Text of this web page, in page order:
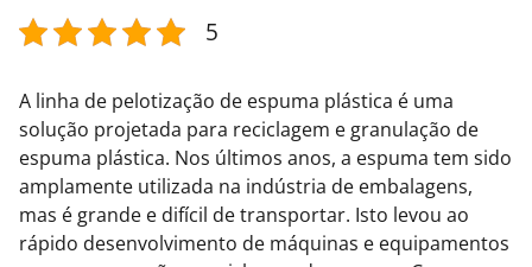
5
A linha de pelotização de espuma plástica é uma
solução projetada para reciclagem e granulação de
espuma plástica. Nos últimos anos, a espuma tem sido
amplamente utilizada na indústria de embalagens,
mas é grande e difícil de transportar. Isto levou ao
rápido desenvolvimento de máquinas e equipamentos